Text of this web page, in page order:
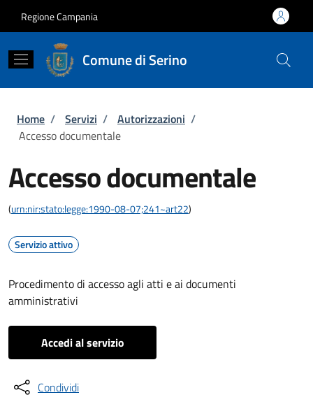
Regione Campania
Comune di Serino
Briciole di pane
Home / Servizi / Autorizzazioni /
Accesso documentale
Accesso documentale
(urn:nir:stato:legge:1990-08-07;241~art22)
Servizio attivo
Procedimento di accesso agli atti e ai documenti
amministrativi
Accedi al servizio
Condividi